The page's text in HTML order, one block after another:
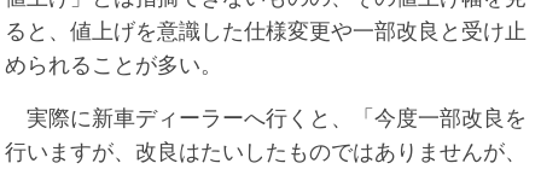
ると、値上げを意識した仕様変更や一部改良と受け止
められることが多い。
実際に新車ディーラーへ行くと、「今度一部改良を
行いますが、改良はたいしたものではありませんが、